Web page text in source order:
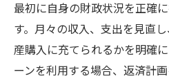
最初に自身の財政状況を正確
す。月々の収入、支出を見直
産購入に充てられるかを明確
ーンを利用する場合、返済計